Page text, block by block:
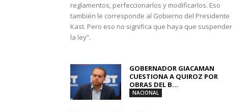
reglamentos, perfeccionarlos y modificarlos. Eso
también le corresponde al Gobierno del Presidente
Kast. Pero eso no significa que haya que suspender
la ley”.
GOBERNADOR GIACAMAN
CUESTIONA A QUIROZ POR
OBRAS DEL B...
NACIONAL